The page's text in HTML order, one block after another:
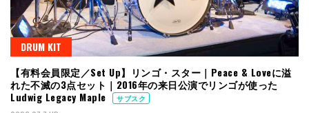
DRUM KIT
【有料会員限定／Set Up】リンゴ・スター｜Peace & Loveに溢
れた不滅の3点セット｜2016年の来日公演でリンゴが使った
Ludwig Legacy Maple
サブスク